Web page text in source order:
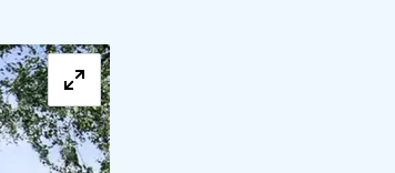
Förstora bilden